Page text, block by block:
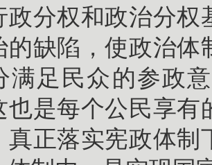
政分权和政治分
的缺陷，使政治体
满足民众的参政
也是每个公民享有
真正落实宪政体制